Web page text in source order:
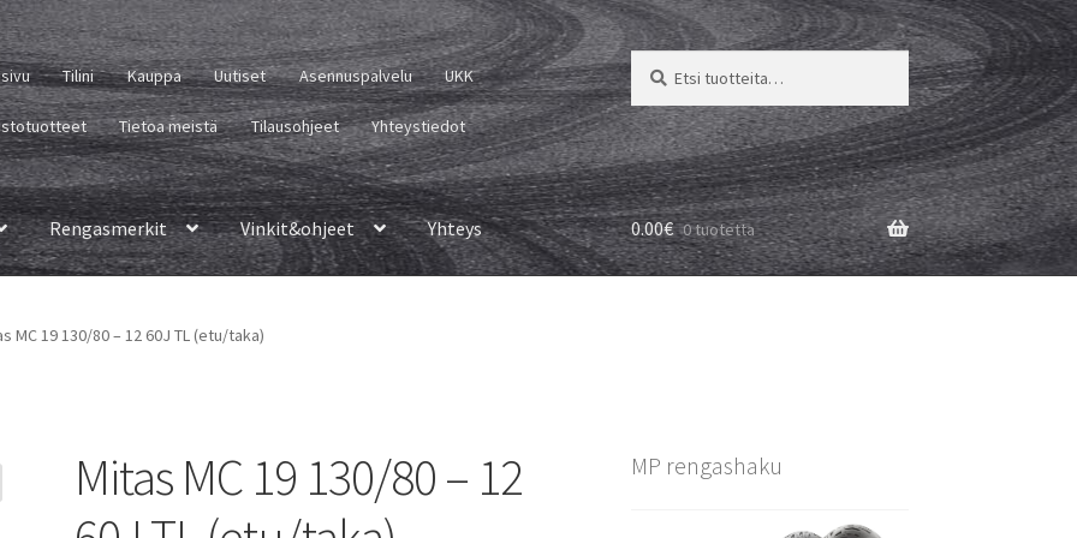
Tilini Kauppa Uutiset Asennuspalvelu UKK
Tietoa meistä Tilausohjeet Yhteystiedot
Etsi:
Haku
Rengasmerkit Vinkit&ohjeet Yhteys 0.00€ 0 tuotetta
MC 19 130/80 – 12 60J TL (etu/taka)
Mitas MC 19 130/80 – 12
MP rengashaku